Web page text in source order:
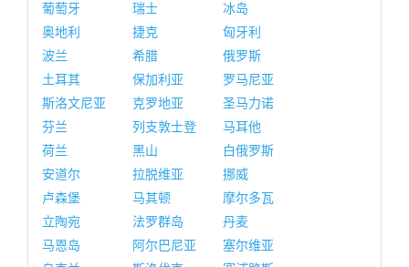
葡萄牙
瑞士
冰岛
奥地利
捷克
匈牙利
波兰
希腊
俄罗斯
土耳其
保加利亚
罗马尼亚
斯洛文尼亚
克罗地亚
圣马力诺
芬兰
列支敦士登
马耳他
荷兰
黑山
白俄罗斯
安道尔
拉脱维亚
挪威
卢森堡
马其顿
摩尔多瓦
立陶宛
法罗群岛
丹麦
马恩岛
阿尔巴尼亚
塞尔维亚